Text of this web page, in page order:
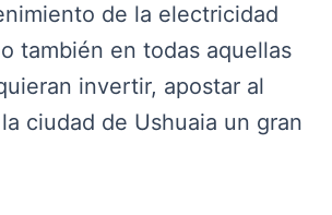
de la electricidad
también en todas aquellas
invertir, apostar al
ciudad de Ushuaia un gran